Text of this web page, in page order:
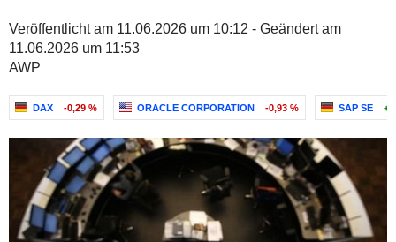
Veröffentlicht am 11.06.2026 um 10:12 - Geändert am
11.06.2026 um 11:53
AWP
DAX -0,29 % ORACLE CORPORATION -0,93 % SAP SE